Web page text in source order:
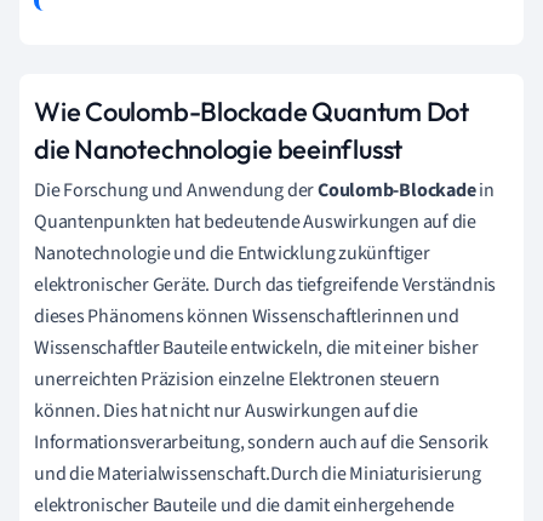
Wie Coulomb-Blockade Quantum Dot
die Nanotechnologie beeinflusst
Die Forschung und Anwendung derCoulomb-Blockadein
Quantenpunkten hat bedeutende Auswirkungen auf die
Nanotechnologie und die Entwicklung zukünftiger
elektronischer Geräte. Durch das tiefgreifende Verständnis
dieses Phänomens können Wissenschaftlerinnen und
Wissenschaftler Bauteile entwickeln, die mit einer bisher
unerreichten Präzision einzelne Elektronen steuern
können. Dies hat nicht nur Auswirkungen auf die
Informationsverarbeitung, sondern auch auf die Sensorik
und die Materialwissenschaft.Durch die Miniaturisierung
elektronischer Bauteile und die damit einhergehende